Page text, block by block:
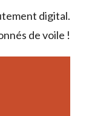
digital.
de voile !